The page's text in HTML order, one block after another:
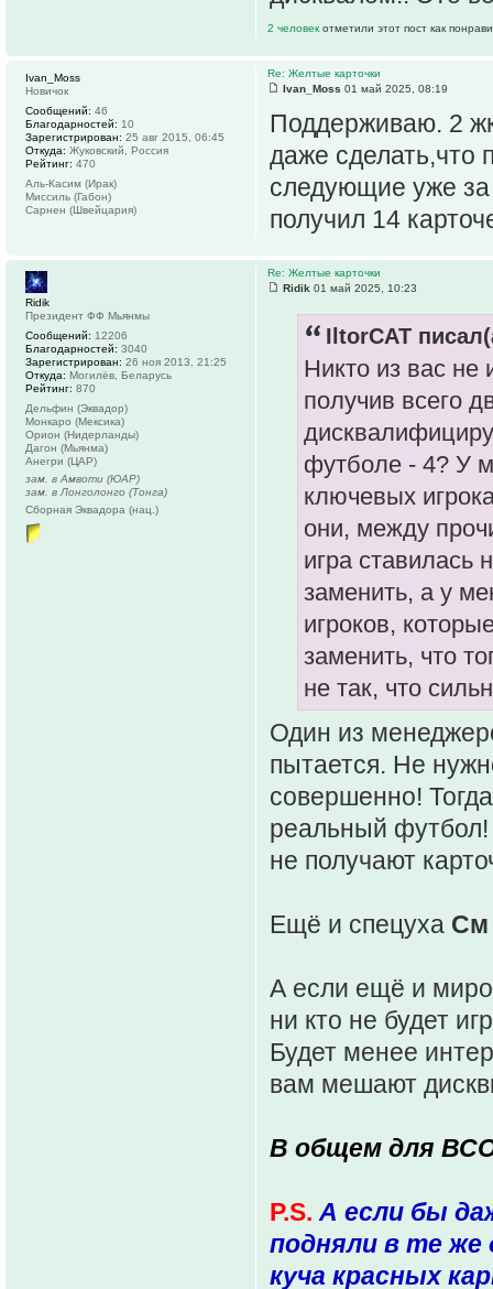
2 человек отметили этот пост как
Re: Желтые карточки
Ivan_Moss 01 май 2025, 08:19
Поддерживаю. 2
даже сделать,что
следующие уже
получил 14
Ivan_Moss
Новичок
Сообщений: 46
Благодарностей: 10
Зарегистрирован: 25 авг 2015, 06:45
Откуда: Жуковский, Россия
Рейтинг: 470
Аль-Касим (Ирак)
Миссиль (Габон)
Сарнен (Швейцария)
Re: Желтые карточки
Ridik 01 май 2025, 10:23
IltorCAT
Никто из вас не
получив всего
футболе - 4? У
ключевых
они, между
игра ставилась
заменить, а у
игроков,
заменить, что
не так, что
Один из
пытается. Не
совершенно!
реальный
не получают
Ещё и спецуха См
А если ещё и
ни кто не будет
Будет менее
вам мешают
В общем для
P.S. А если бы
подняли в те же
куча красных
Ridik
Президент ФФ Мьянмы
Сообщений: 12206
Благодарностей: 3040
Зарегистрирован: 26 ноя 2013, 21:25
Откуда: Могилёв, Беларусь
Рейтинг: 870
Дельфин (Эквадор)
Монкаро (Мексика)
Орион (Нидерланды)
Дагон (Мьянма)
Анегри (ЦАР)
зам. в Амвоти (ЮАР)
зам. в Лонголонго (Тонга)
Сборная Эквадора (нац.)